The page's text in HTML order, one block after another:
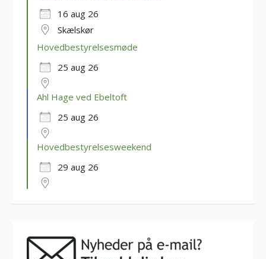
16 aug 26
Skælskør
Hovedbestyrelsesmøde
25 aug 26
Ahl Hage ved Ebeltoft
25 aug 26
Hovedbestyrelsesweekend
29 aug 26